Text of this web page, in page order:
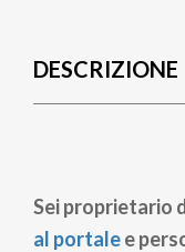
pane
DESCRIZIONE
Sei proprietario
al portalee